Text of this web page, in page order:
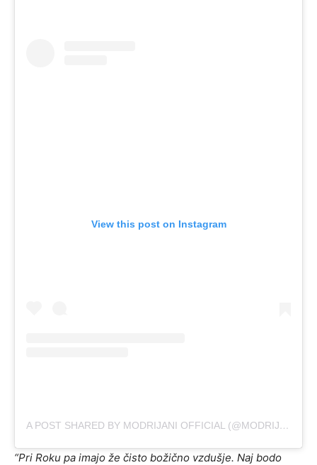
View this post on Instagram
A POST SHARED BY MODRIJANI OFFICIAL (@MODRIJANI_ANSAMBEL)
“Pri Roku pa imajo že čisto božično vzdušje. Naj bodo